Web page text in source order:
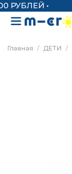
Главная ДЕТИ